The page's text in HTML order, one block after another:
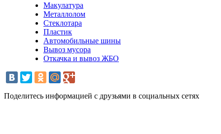
Макулатура
Металлолом
Стеклотара
Пластик
Автомобильные шины
Вывоз мусора
Откачка и вывоз ЖБО
Поделитесь информацией с друзьями в социальных сетях